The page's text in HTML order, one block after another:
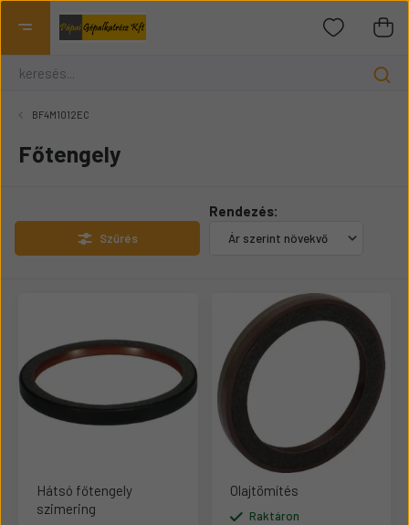
BF4M1012EC
Főtengely
Szűrés
Rendezés:
Hátsó főtengely
szimering
Olajtömítés
Raktáron